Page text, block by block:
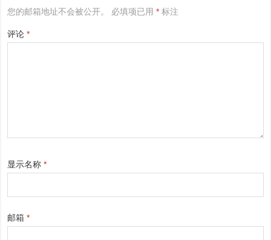
您的邮箱地址不会被公开。 必填项已用* 标注
评论*
显示名称*
邮箱*